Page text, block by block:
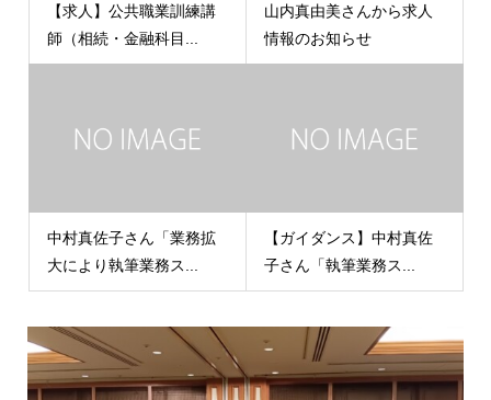
【求人】公共職業訓練講
師（相続・金融科目...
山内真由美さんから求人
情報のお知らせ
中村真佐子さん「業務拡
大により執筆業務ス...
【ガイダンス】中村真佐
子さん「執筆業務ス...